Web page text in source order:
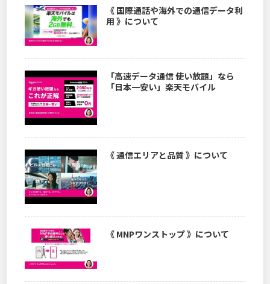
《 国際通話や海外での通信データ利
用 》について
「高速データ通信 使い放題」なら
「日本一安い」楽天モバイル
《 通信エリアと品質 》について
《 MNPワンストップ 》について